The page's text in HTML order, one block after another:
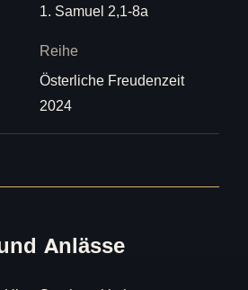
1. Samuel 2,1-8a
Reihe
Österliche Freudenzeit
2024
Anlässe